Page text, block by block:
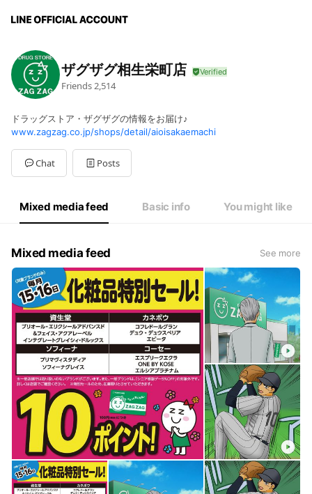
ザグザグ相生栄町店
Friends 2,514
ドラッグストア・ザグザグの情報をお届け♪
www.zagzag.co.jp/shops/detail/aioisakaemachi
Chat Posts
Mixed media feed Basic info You might like
Mixed media feed See more